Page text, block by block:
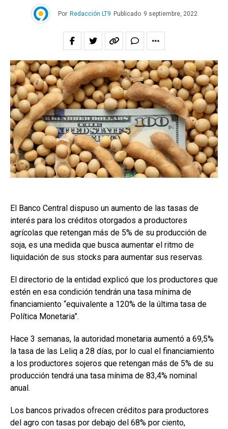
Por Redacción LT9 Publicado 9 septiembre, 2022
El Banco Central dispuso un aumento de las tasas de
interés para los créditos otorgados a productores
agrícolas que retengan más de 5% de su producción de
soja, es una medida que busca aumentar el ritmo de
liquidación de sus stocks para aumentar sus reservas.
El directorio de la entidad explicó que los productores que
estén en esa condición tendrán una tasa mínima de
financiamiento “equivalente a 120% de la última tasa de
Política Monetaria”.
Hace 3 semanas, la autoridad monetaria aumentó a 69,5%
la tasa de las Leliq a 28 días, por lo cual el financiamiento
a los productores sojeros que retengan más de 5% de su
producción tendrá una tasa mínima de 83,4% nominal
anual.
Los bancos privados ofrecen créditos para productores
del agro con tasas por debajo del 68% por ciento,